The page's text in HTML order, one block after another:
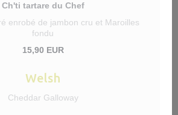
Ch'ti tartare du Chef
enrobé de jambon cru et Maroilles
fondu
15,90 EUR
Welsh
Cheddar Galloway